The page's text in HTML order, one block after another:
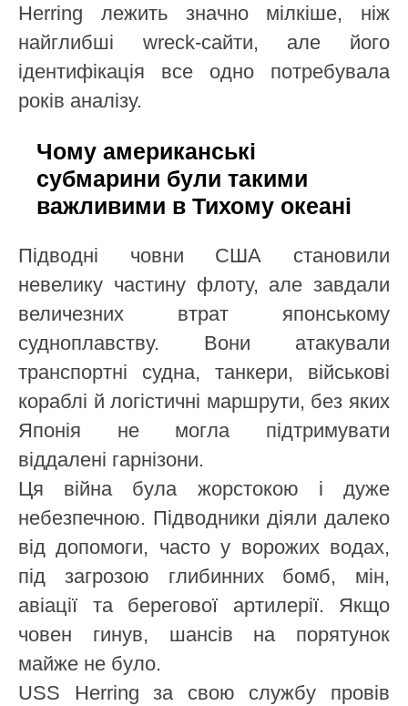
Herring лежить значно мілкіше, ніж
найглибші wreck-сайти, але його
ідентифікація все одно потребувала
років аналізу.
Чому американські
субмарини були такими
важливими в Тихому океані
Підводні човни США становили
невелику частину флоту, але завдали
величезних втрат японському
судноплавству. Вони атакували
транспортні судна, танкери, військові
кораблі й логістичні маршрути, без яких
Японія не могла підтримувати
віддалені гарнізони.
Ця війна була жорстокою і дуже
небезпечною. Підводники діяли далеко
від допомоги, часто у ворожих водах,
під загрозою глибинних бомб, мін,
авіації та берегової артилерії. Якщо
човен гинув, шансів на порятунок
майже не було.
USS Herring за свою службу провів